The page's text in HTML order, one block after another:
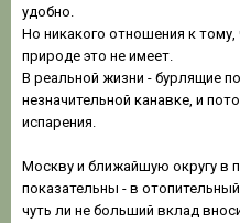
удобно.
Но никакого отношения к
природе это не имеет.
В реальной жизни - бурлящие
незначительной канавке, и
испарения.
Москву и ближайшую округу в
показательны - в
чуть ли не больший вклад